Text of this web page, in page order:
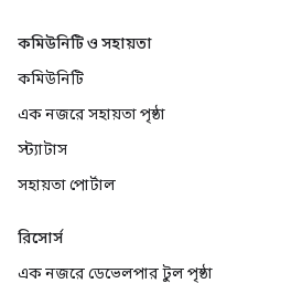
কমিউনিটি ও সহায়তা
কমিউনিটি
এক নজরে সহায়তা পৃষ্ঠা
স্ট্যাটাস
সহায়তা পোর্টাল
রিসোর্স
এক নজরে ডেভেলপার টুল পৃষ্ঠা